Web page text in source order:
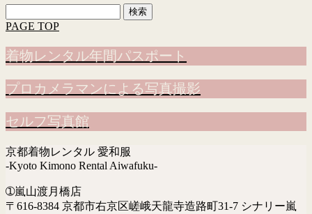
索:
PAGE TOP
着物レンタル年間パスポート
プロカメラマンによる写真撮影
セルフ写真館
京都着物レンタル 愛和服
-Kyoto Kimono Rental Aiwafuku-
➀嵐山渡月橋店
〒616-8384 京都市右京区嵯峨天龍寺造路町31-7 シナリー嵐